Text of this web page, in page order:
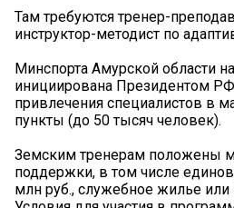
Там требуются тренер-
инструктор-методист по
Минспорта Амурской области
инициирована Президентом
привлечения специалистов в
пункты (до 50 тысяч человек).
Земским тренерам положены
поддержки, в том числе
млн руб., служебное жилье